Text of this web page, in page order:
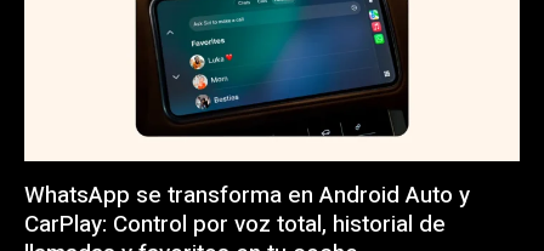
WhatsApp se transforma en Android Auto y
CarPlay: Control por voz total, historial de